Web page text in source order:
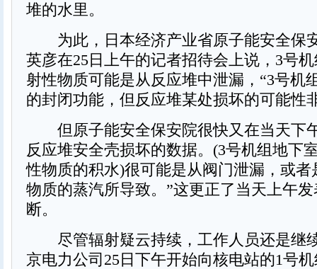
堆的水里。
为此，日本经济产业省原子能安全保
英彦在25日上午的记者招待会上说，3号
射性物质可能是从反应堆中泄漏，“3号机
的封闭功能，但反应堆某处损坏的可能性
但原子能安全保安院很快又在当天下
反应堆安全壳损坏的数据。(3号机组地下
性物质的积水)很可能是从阀门泄漏，或
物质的蒸汽所导致。”这更正了当天上午
断。
尽管辐射疑云持续，工作人员还是继
京电力公司25日下午开始向核电站的1号